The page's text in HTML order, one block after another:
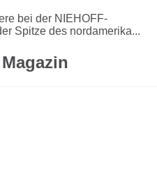
bei der NIEHOFF-
Spitze des nordamerika...